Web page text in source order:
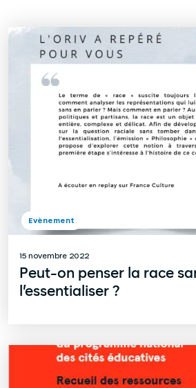
15 novembre 2022
Peut-on penser la race
l’essentialiser ?
Evènement